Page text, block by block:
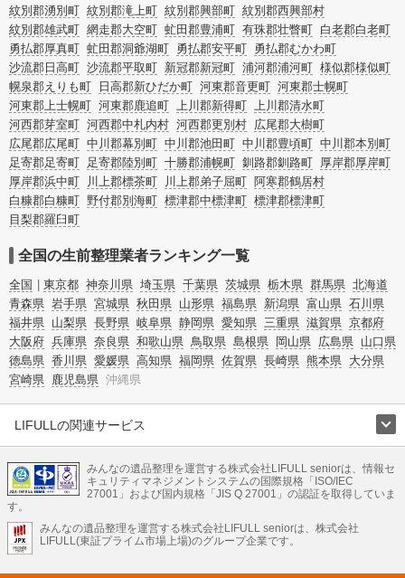
紋別郡湧別町 紋別郡滝上町 紋別郡興部町 紋別郡西興部村
紋別郡雄武町 網走郡大空町 虻田郡豊浦町 有珠郡壮瞥町 白老郡白老町
勇払郡厚真町 虻田郡洞爺湖町 勇払郡安平町 勇払郡むかわ町
沙流郡日高町 沙流郡平取町 新冠郡新冠町 浦河郡浦河町 様似郡様似町
幌泉郡えりも町
日高郡新ひだか町 河東郡音更町 河東郡士幌町
河東郡上士幌町 河東郡鹿追町 上川郡新得町 上川郡清水町
河西郡芽室町 河西郡中札内村 河西郡更別村 広尾郡大樹町
広尾郡広尾町 中川郡幕別町 中川郡池田町 中川郡豊頃町 中川郡本別町
足寄郡足寄町 足寄郡陸別町 十勝郡浦幌町 釧路郡釧路町 厚岸郡厚岸町
厚岸郡浜中町
川上郡標茶町 川上郡弟子屈町 阿寒郡鶴居村
白糠郡白糠町 野付郡別海町 標津郡中標津町 標津郡標津町
目梨郡羅臼町
全国の生前整理業者ランキング一覧
全国 東京都 神奈川県 埼玉県 千葉県 茨城県 栃木県 群馬県 北海道
青森県 岩手県 宮城県 秋田県 山形県 福島県 新潟県 富山県 石川県
福井県 山梨県 長野県 岐阜県 静岡県 愛知県 三重県 滋賀県 京都府
大阪府 兵庫県 奈良県 和歌山県 鳥取県 島根県 岡山県 広島県 山口県
徳島県 香川県 愛媛県 高知県 福岡県 佐賀県 長崎県 熊本県 大分県
宮崎県 鹿児島県 沖縄県
LIFULLの関連サービス
不動産・住宅
引越し 老人ホーム 地方創生 ママの就労支援
不動産クラウドファンディング 遺品整理 老後の暮らし情報
LIFULL HOME'Sのサービス
不動産・住宅
不動産査定 マンション専門売却査定 不動産投資 アドバイザー
みんなの遺品整理を運営する株式会社LIFULL seniorは、情報セ
キュリティマネジメントシステムの国際規格「ISO/IEC
27001」および国内規格「JIS Q 27001」の認証を取得していま
す。
みんなの遺品整理を運営する株式会社LIFULL seniorは、株式会社
LIFULL(東証プライム市場上場)のグループ企業です。